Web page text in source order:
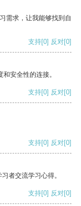
需求，让我能够找到自
支持[0] 反对[0]
安全性的连接。
支持[0] 反对[0]
支持[0] 反对[0]
者交流学习心得。
支持[0] 反对[0]